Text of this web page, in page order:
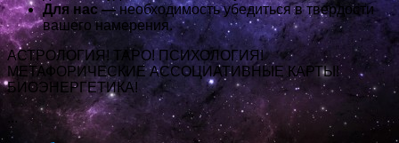
Для нас —необходимость убедиться в твердости
вашего намерения.
АСТРОЛОГИЯ! ТАРО! ПСИХОЛОГИЯ!
МЕТАФОРИЧЕСКИЕ АССОЦИАТИВНЫЕ КАРТЫ!
БИОЭНЕРГЕТИКА!
...